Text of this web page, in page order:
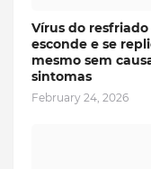
Vírus do resfriado
esconde e se
mesmo sem
sintomas
February 24, 2026